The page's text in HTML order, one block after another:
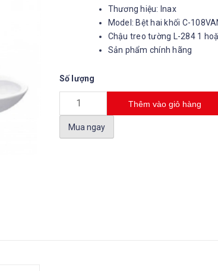
Thương hiệu: Inax
Model: Bệt hai khối C-
Chậu treo tường L-284 1
Sản phẩm chính hãng
Số lượng
Thêm vào giỏ hàng
Mua ngay